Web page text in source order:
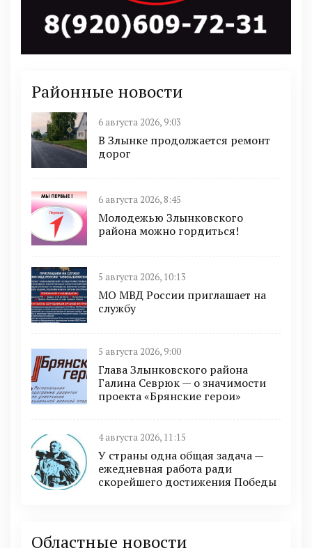
Районные новости
6 августа 2026, 9:03
В Злынке продолжается ремонт
дорог
6 августа 2026, 8:45
Молодежью Злынковского
района можно гордиться!
5 августа 2026, 10:13
МО МВД России приглашает на
службу
5 августа 2026, 9:00
Глава Злынковского района
Галина Севрюк — о значимости
проекта «Брянские герои»
4 августа 2026, 11:15
У страны одна общая задача —
ежедневная работа ради
скорейшего достижения Победы
Областные новости